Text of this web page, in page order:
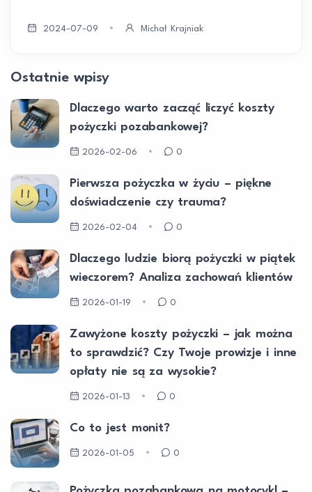
2024-07-09 Michał Krajniak
Ostatnie wpisy
Dlaczego warto zacząć liczyć koszty
pożyczki pozabankowej?
2026-02-06 0
Pierwsza pożyczka w życiu – piękne
doświadczenie czy trauma?
2026-02-04 0
Dlaczego ludzie biorą pożyczki w piątek
wieczorem? Analiza zachowań klientów
2026-01-19 0
Zawyżone koszty pożyczki – jak można
to sprawdzić? Czy Twoje prowizje i inne
opłaty nie są za wysokie?
2026-01-13 0
Co to jest monit?
2026-01-05 0